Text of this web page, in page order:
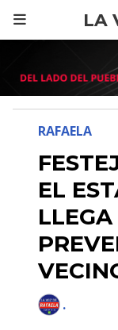
LA
EL
RAFAELA
.